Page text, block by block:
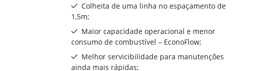
Colheita de uma linha no espaçamento de
1,5m;
Maior capacidade operacional e menor
consumo de combustível – EconoFlow;
Melhor servicibilidade para manutenções
ainda mais rápidas;